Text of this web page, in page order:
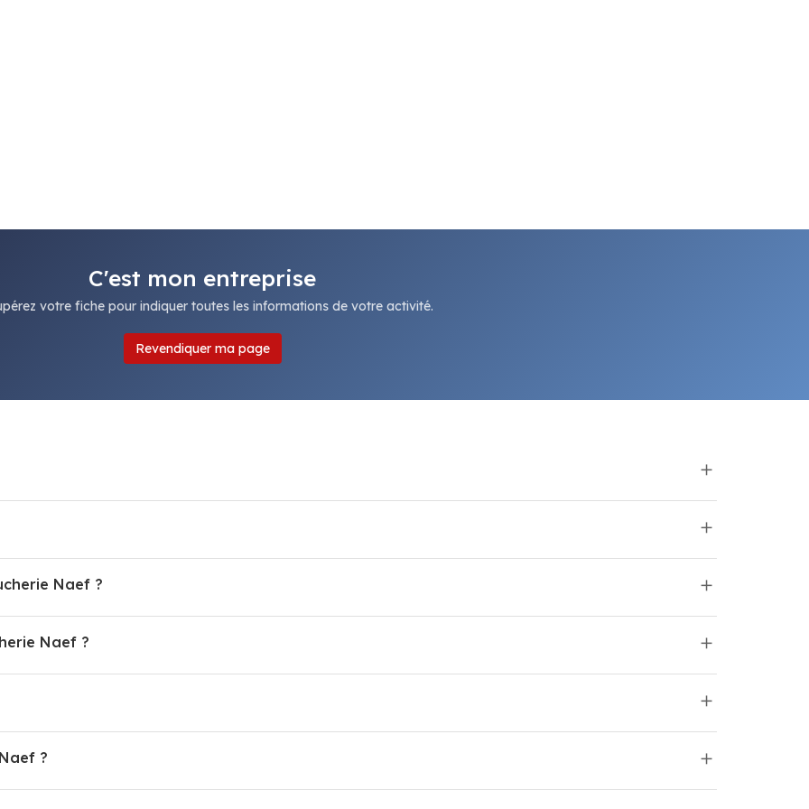
C'est mon entreprise
votre fiche pour indiquer toutes les informations de votre activité.
Revendiquer ma page
Naef ?
Naef ?
?